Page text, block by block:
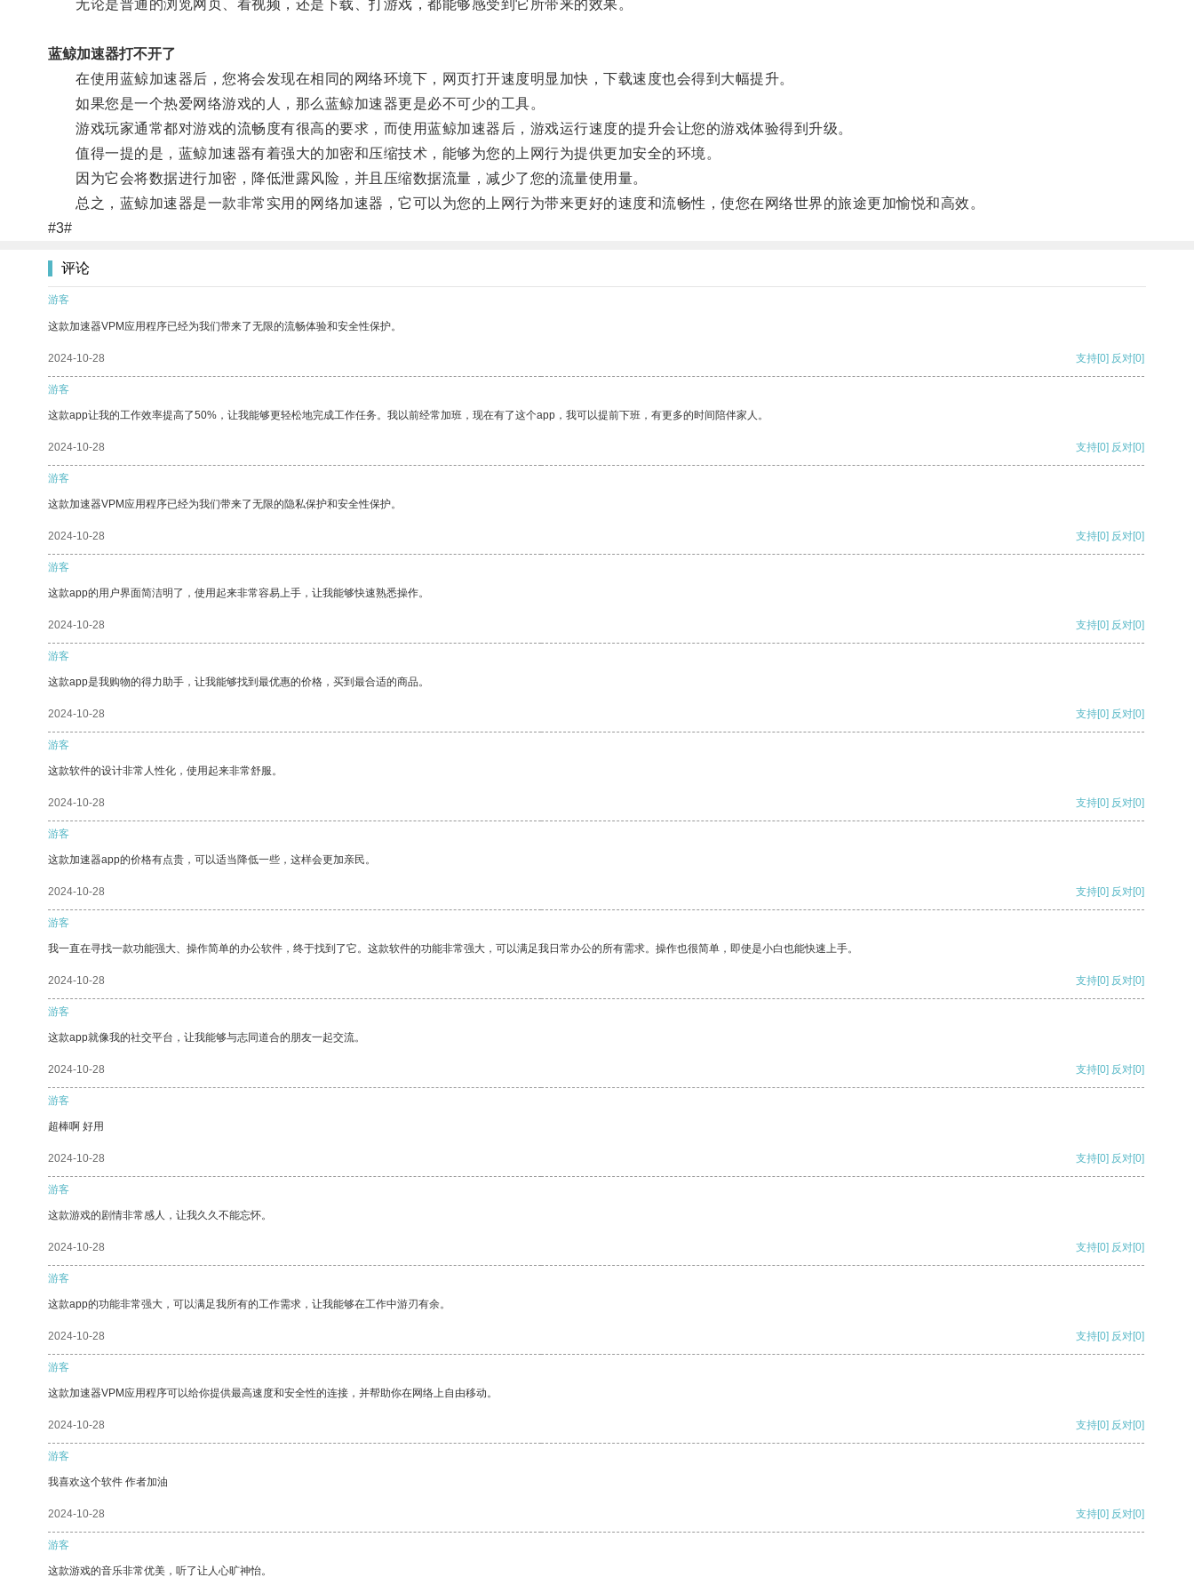
无论是普通的浏览网页、看视频，还是下载、打游戏，都能够感受到它所带来的效果。
蓝鲸加速器打不开了
在使用蓝鲸加速器后，您将会发现在相同的网络环境下，网页打开速度明显加快，下载速度也会得到大幅提升。
如果您是一个热爱网络游戏的人，那么蓝鲸加速器更是必不可少的工具。
游戏玩家通常都对游戏的流畅度有很高的要求，而使用蓝鲸加速器后，游戏运行速度的提升会让您的游戏体验得到升级。
值得一提的是，蓝鲸加速器有着强大的加密和压缩技术，能够为您的上网行为提供更加安全的环境。
因为它会将数据进行加密，降低泄露风险，并且压缩数据流量，减少了您的流量使用量。
总之，蓝鲸加速器是一款非常实用的网络加速器，它可以为您的上网行为带来更好的速度和流畅性，使您在网络世界的旅途更加愉悦和高效。
#3#
评论
游客
这款加速器VPM应用程序已经为我们带来了无限的流畅体验和安全性保护。
2024-10-28 支持[0] 反对[0]
游客
这款app让我的工作效率提高了50%，让我能够更轻松地完成工作任务。我以前经常加班，现在有了这个app，我可以提前下班，有更多的时间陪伴家人。
2024-10-28 支持[0] 反对[0]
游客
这款加速器VPM应用程序已经为我们带来了无限的隐私保护和安全性保护。
2024-10-28 支持[0] 反对[0]
游客
这款app的用户界面简洁明了，使用起来非常容易上手，让我能够快速熟悉操作。
2024-10-28 支持[0] 反对[0]
游客
这款app是我购物的得力助手，让我能够找到最优惠的价格，买到最合适的商品。
2024-10-28 支持[0] 反对[0]
游客
这款软件的设计非常人性化，使用起来非常舒服。
2024-10-28 支持[0] 反对[0]
游客
这款加速器app的价格有点贵，可以适当降低一些，这样会更加亲民。
2024-10-28 支持[0] 反对[0]
游客
我一直在寻找一款功能强大、操作简单的办公软件，终于找到了它。这款软件的功能非常强大，可以满足我日常办公的所有需求。操作也很简单，即使是小白也能快速上手。
2024-10-28 支持[0] 反对[0]
游客
这款app就像我的社交平台，让我能够与志同道合的朋友一起交流。
2024-10-28 支持[0] 反对[0]
游客
超棒啊 好用
2024-10-28 支持[0] 反对[0]
游客
这款游戏的剧情非常感人，让我久久不能忘怀。
2024-10-28 支持[0] 反对[0]
游客
这款app的功能非常强大，可以满足我所有的工作需求，让我能够在工作中游刃有余。
2024-10-28 支持[0] 反对[0]
游客
这款加速器VPM应用程序可以给你提供最高速度和安全性的连接，并帮助你在网络上自由移动。
2024-10-28 支持[0] 反对[0]
游客
我喜欢这个软件 作者加油
2024-10-28 支持[0] 反对[0]
游客
这款游戏的音乐非常优美，听了让人心旷神怡。